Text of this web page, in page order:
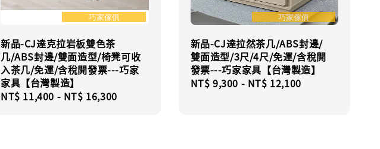
新品-CJ達克拉岩板雙色茶
几/ABS封邊/雙面造型/椅凳可收
入茶几/免運/含稅開發票---巧家
家具【台灣製造】
Regular
NT$ 11,400 - NT$ 16,300
新品-CJ達拉然茶几/ABS封邊/
雙面造型/3尺/4尺/免運/含稅開
發票---巧家家具【台灣製造】
Regular
NT$ 9,300 - NT$ 12,100